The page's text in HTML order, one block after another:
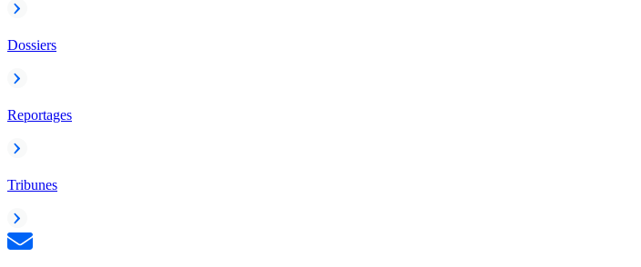
Dossiers
Reportages
Tribunes